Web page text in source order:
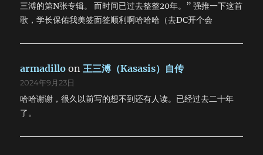
三溥的第N张专辑。 而时间已过去整整20年。” 强推一下这首
歌，学长保佑我美签面签顺利啊哈哈哈（去DC开个会
armadillo on王三溥（Kasasis）自传
2024年9月23日
哈哈谢谢，很久以前写的想不到还有人读。已经过去二十年
了。